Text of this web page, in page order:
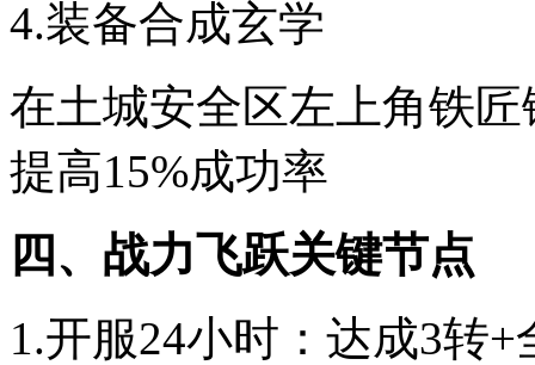
4.装备合成玄学
在土城安全区左上角铁
提高15%成功率
四、战力飞跃关键节点
1.开服24小时：达成3转